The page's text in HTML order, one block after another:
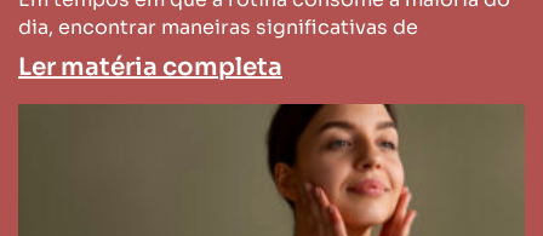
dia, encontrar maneiras significativas de
Ler matéria completa